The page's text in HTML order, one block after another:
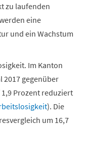
zu laufenden
eine
und ein Wachstum
Im Kanton
2017 gegenüber
Prozent reduziert
). Die
um 16,7